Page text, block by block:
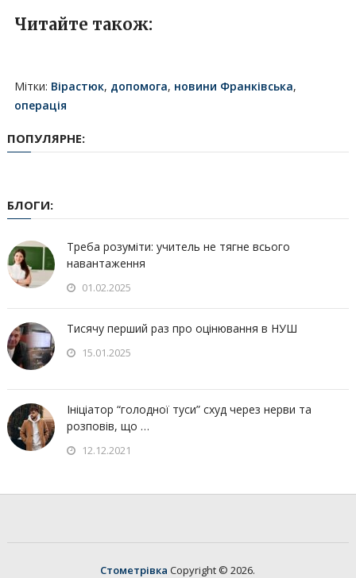
Читайте також:
Мітки: Вірастюк, допомога, новини Франківська,
операція
ПОПУЛЯРНЕ:
БЛОГИ:
Треба розуміти: учитель не тягне всього
навантаження
01.02.2025
Тисячу перший раз про оцінювання в НУШ
15.01.2025
Ініціатор “голодної туси” схуд через нерви та
розповів, що …
12.12.2021
Стометрівка Copyright © 2026.